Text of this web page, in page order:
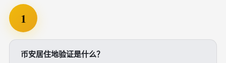
1
币安居住地验证是什么？